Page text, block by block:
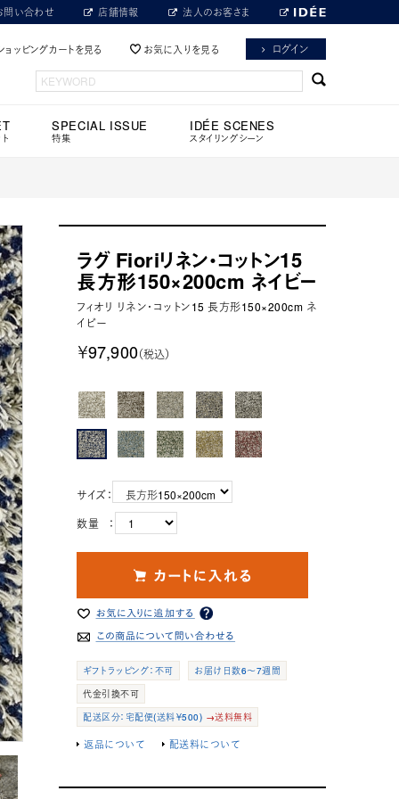
問い合わせ 店舗情報 法人のお客さま
ョッピングカートを見る お気に入りを見る ログイン
SPECIAL ISSUE
特集
IDÉE SCENES
スタイリングシーン
ラグ Fioriリネン・コットン15
長方形150×200cm ネイビー
フィオリ リネン・コットン15 長方形150×200cm ネ
イビー
￥97,900（税込）
サイズ：
数量 ：
ギフトラッピング：不可
お届け日数6～7週間
代金引換不可
配送区分：宅配便(送料￥500) →送料無料
返品について 配送料について